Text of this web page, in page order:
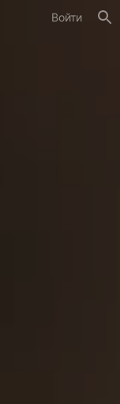
Войти